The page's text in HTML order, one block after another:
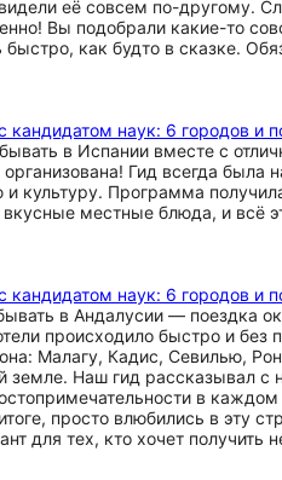
её совсем по-другому.
Вы подобрали какие-то
быстро, как будто в сказке.
кандидатом наук: 6 городов и
в Испании вместе с
Гид всегда
культуру. Программа
местные блюда, и всё
кандидатом наук: 6 городов и
в Андалусии — поездка
происходило быстро и
Малагу, Кадис, Севилью,
земле. Наш гид рассказывал
в
просто влюбились в эту
для тех, кто хочет получить